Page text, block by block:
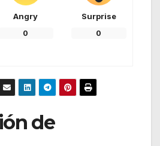
Angry
0
Surprise
0
de